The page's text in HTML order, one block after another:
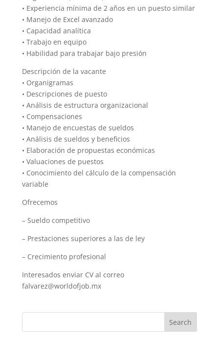
• Experiencia mínima de 2 años en un puesto similar
• Manejo de Excel avanzado
• Capacidad analítica
• Trabajo en equipo
• Habilidad para trabajar bajo presión
Descripción de la vacante
• Organigramas
• Descripciones de puesto
• Análisis de estructura organizacional
• Compensaciones
• Manejo de encuestas de sueldos
• Análisis de sueldos y beneficios
• Elaboración de propuestas económicas
• Valuaciones de puestos
• Conocimiento del cálculo de la compensación
variable
Ofrecemos
– Sueldo competitivo
– Prestaciones superiores a las de ley
– Crecimiento profesional
Interesados enviar CV al correo
falvarez@worldofjob.mx
Search